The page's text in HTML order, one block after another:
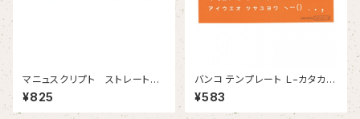
マニュスクリプト ストレートホ
ルダー マホガニー
¥825
バンコ テンプレート Ｌ−カタカ
ナ ３
¥583